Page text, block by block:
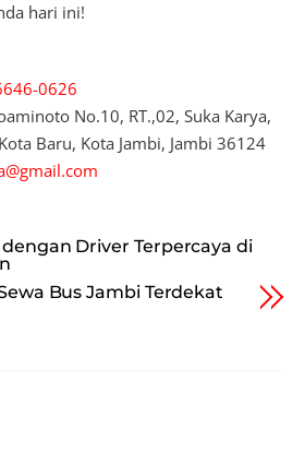
hari ini!
0626
No.10, RT.,02, Suka Karya,
Baru, Kota Jambi, Jambi 36124
Driver Terpercaya di
Bus Jambi Terdekat